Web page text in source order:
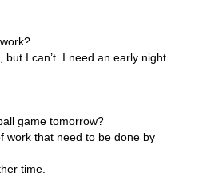
I can’t. I need an early night.
game tomorrow?
work that need to be done by
time.